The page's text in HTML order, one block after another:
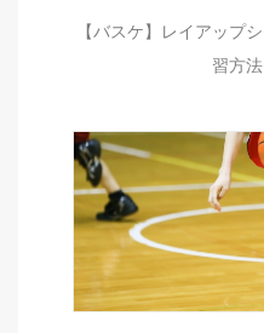
【バスケ】レイアップ
習方法